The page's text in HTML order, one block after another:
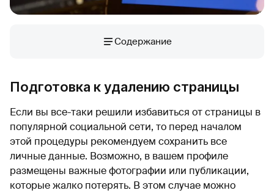
Содержание
Подготовка к удалению страницы
Если вы все-таки решили избавиться от страницы в
популярной социальной сети, то перед началом
этой процедуры рекомендуем сохранить все
личные данные. Возможно, в вашем профиле
размещены важные фотографии или публикации,
которые жалко потерять. В этом случае можно